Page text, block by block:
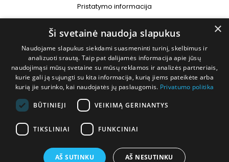
Pristatymo informacija
Prekių grąžinimas
Kontaktai
+370 677 31358
×
Ši svetainė naudoja slapukus
Naudojame slapukus siekdami suasmeninti turinį, skelbimus ir
analizuoti srautą. Taip pat dalijamės informacija apie jūsų
naudojimąsi mūsų svetaine su mūsų reklamos ir analizės partneriais,
kurie gali ją sujungti su kita informacija, kurią jiems pateikėte arba
kurią jie surinko, kai naudojatės jų paslaugomis. Privatumo politika
BŪTINIEJI VEIKIMĄ GERINANTYS
TIKSLINIAI FUNKCINIAI
AŠ SUTINKU AŠ NESUTINKU